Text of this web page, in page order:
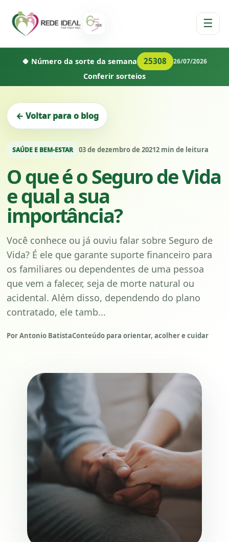
☰
🍀 Número da sorte da semana 25308 26/07/2026
Conferir sorteios
← Voltar para o blog
SAÚDE E BEM-ESTAR 03 de dezembro de 20212 min de leitura
O que é o Seguro de Vida
e qual a sua
importância?
Você conhece ou já ouviu falar sobre Seguro de
Vida? É ele que garante suporte financeiro para
os familiares ou dependentes de uma pessoa
que vem a falecer, seja de morte natural ou
acidental. Além disso, dependendo do plano
contratado, ele tamb...
Por Antonio BatistaConteúdo para orientar, acolher e cuidar